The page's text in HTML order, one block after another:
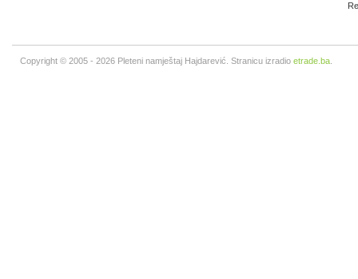
Copyright © 2005 - 2026 Pleteni namještaj Hajdarević. Stranicu izradio etrade.ba